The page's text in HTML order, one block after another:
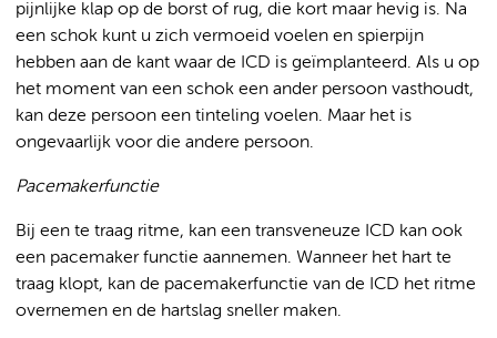
pijnlijke klap op de borst of rug, die kort maar hevig is. Na
een schok kunt u zich vermoeid voelen en spierpijn
hebben aan de kant waar de ICD is geïmplanteerd. Als u op
het moment van een schok een ander persoon vasthoudt,
kan deze persoon een tinteling voelen. Maar het is
ongevaarlijk voor die andere persoon.
Pacemakerfunctie
Bij een te traag ritme, kan een transveneuze ICD kan ook
een pacemaker functie aannemen. Wanneer het hart te
traag klopt, kan de pacemakerfunctie van de ICD het ritme
overnemen en de hartslag sneller maken.